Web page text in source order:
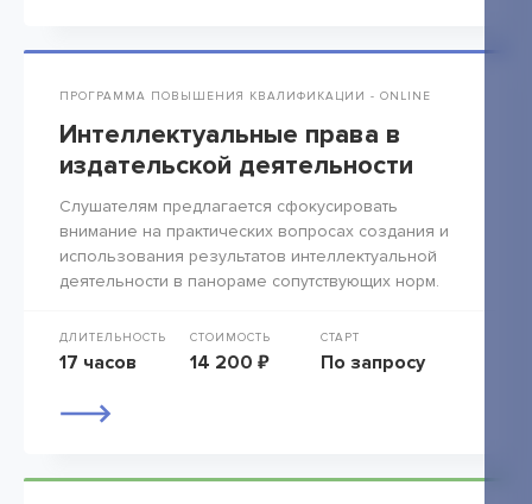
ПРОГРАММА ПОВЫШЕНИЯ КВАЛИФИКАЦИИ - ONLINE
Интеллектуальные права в
издательской деятельности
Слушателям предлагается сфокусировать
внимание на практических вопросах создания и
использования результатов интеллектуальной
деятельности в панораме сопутствующих норм.
ДЛИТЕЛЬНОСТЬ
17 часов
СТОИМОСТЬ
14 200 ₽
СТАРТ
По запросу